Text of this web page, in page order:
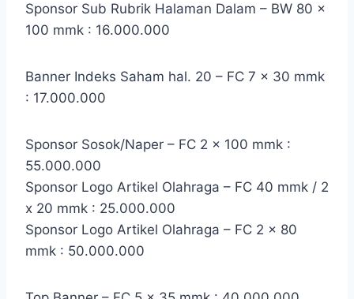
Sponsor Sub Rubrik Halaman Dalam – BW 80 x
100 mmk : 16.000.000
Banner Indeks Saham hal. 20 – FC 7 x 30 mmk
: 17.000.000
Sponsor Sosok/Naper – FC 2 x 100 mmk :
55.000.000
Sponsor Logo Artikel Olahraga – FC 40 mmk / 2
x 20 mmk : 25.000.000
Sponsor Logo Artikel Olahraga – FC 2 x 80
mmk : 50.000.000